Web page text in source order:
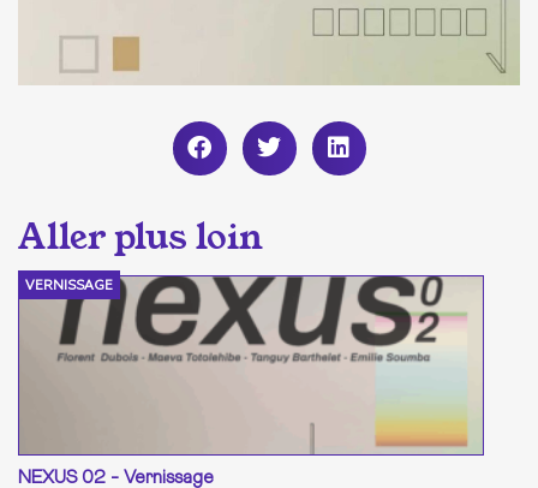
VERNISSAGE
NEXUS 02 - Vernissage